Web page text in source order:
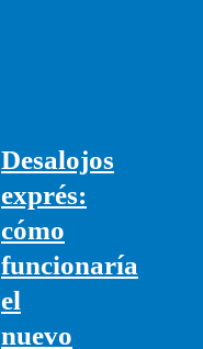
Desalojos
exprés:
cómo
funcionaría
el
nuevo